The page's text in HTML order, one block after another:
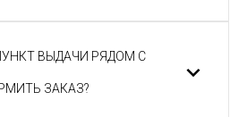
ВЫДАЧИ РЯДОМ С
ЗАКАЗ?